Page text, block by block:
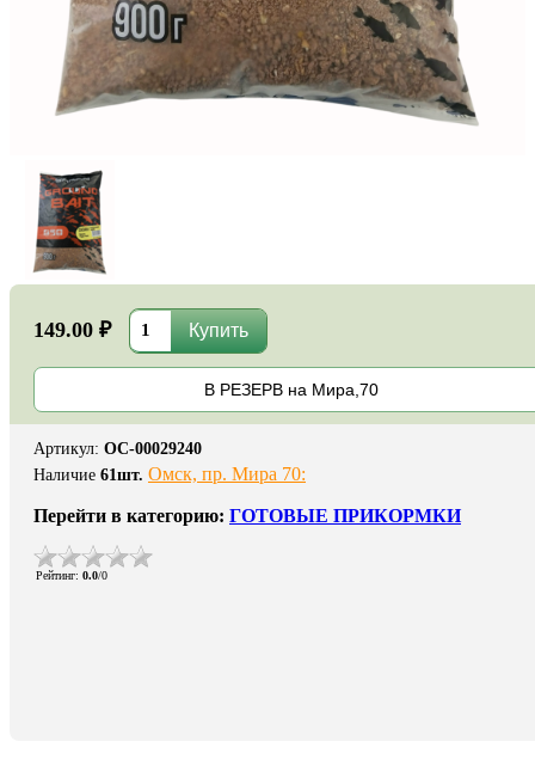
149.00 ₽
В РЕЗЕРВ на Мира,70
Артикул: ОС-00029240
Наличие 61 шт. Омск, пр. Мира 70:
Перейти в категорию: ГОТОВЫЕ ПРИКОРМКИ
Рейтинг: 0.0/0